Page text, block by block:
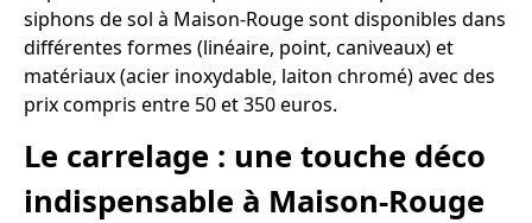
siphons de sol à Maison-Rouge sont disponibles dans
différentes formes (linéaire, point, caniveaux) et
matériaux (acier inoxydable, laiton chromé) avec des
prix compris entre 50 et 350 euros.
Le carrelage : une touche déco
indispensable à Maison-Rouge